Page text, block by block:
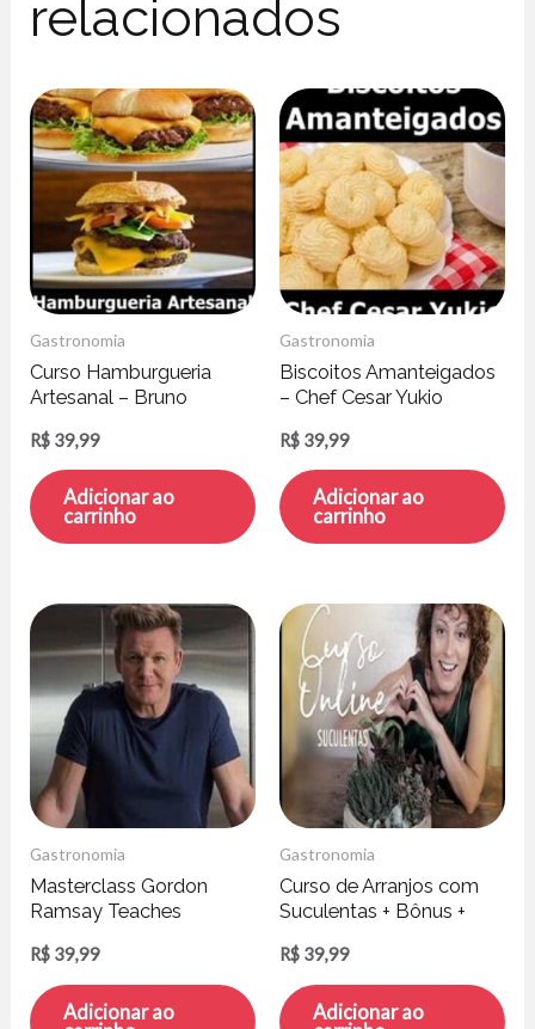
relacionados
Gastronomia
Curso Hamburgueria
Artesanal – Bruno
R$ 39,99
Adicionar ao
carrinho
Gastronomia
Biscoitos Amanteigados
– Chef Cesar Yukio
R$ 39,99
Adicionar ao
carrinho
Gastronomia
Masterclass Gordon
Ramsay Teaches
R$ 39,99
Adicionar ao
Gastronomia
Curso de Arranjos com
Suculentas + Bônus +
Carol Costa
R$ 39,99
Adicionar ao